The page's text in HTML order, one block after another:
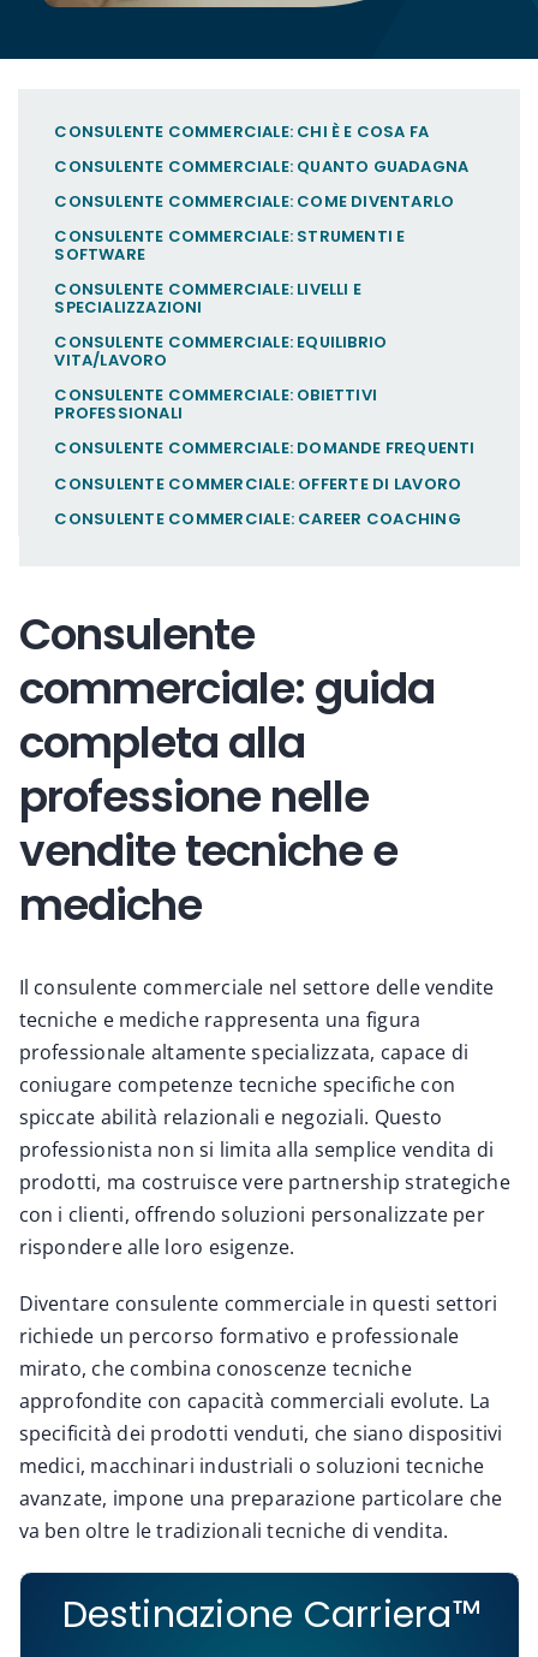
CONSULENTE COMMERCIALE: CHI È E COSA FA
CONSULENTE COMMERCIALE: QUANTO GUADAGNA
CONSULENTE COMMERCIALE: COME DIVENTARLO
CONSULENTE COMMERCIALE: STRUMENTI E
SOFTWARE
CONSULENTE COMMERCIALE: LIVELLI E
SPECIALIZZAZIONI
CONSULENTE COMMERCIALE: EQUILIBRIO
VITA/LAVORO
CONSULENTE COMMERCIALE: OBIETTIVI
PROFESSIONALI
CONSULENTE COMMERCIALE: DOMANDE FREQUENTI
CONSULENTE COMMERCIALE: OFFERTE DI LAVORO
CONSULENTE COMMERCIALE: CAREER COACHING
Consulente
commerciale: guida
completa alla
professione nelle
vendite tecniche e
mediche
Il consulente commerciale nel settore delle vendite
tecniche e mediche rappresenta una figura
professionale altamente specializzata, capace di
coniugare competenze tecniche specifiche con
spiccate abilità relazionali e negoziali. Questo
professionista non si limita alla semplice vendita di
prodotti, ma costruisce vere partnership strategiche
con i clienti, offrendo soluzioni personalizzate per
rispondere alle loro esigenze.
Diventare consulente commerciale in questi settori
richiede un percorso formativo e professionale
mirato, che combina conoscenze tecniche
approfondite con capacità commerciali evolute. La
specificità dei prodotti venduti, che siano dispositivi
medici, macchinari industriali o soluzioni tecniche
avanzate, impone una preparazione particolare che
va ben oltre le tradizionali tecniche di vendita.
Destinazione Carriera™